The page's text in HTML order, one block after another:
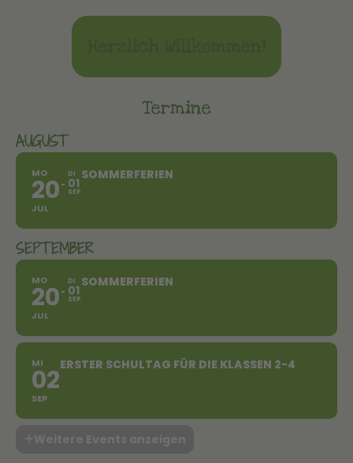
Termine
AUGUST
MO
20
JUL
DI
01
SEP
SOMMERFERIEN
SEPTEMBER
MO
20
JUL
DI
01
SEP
SOMMERFERIEN
MI
02
SEP
ERSTER SCHULTAG FÜR DIE KLASSEN 2-4